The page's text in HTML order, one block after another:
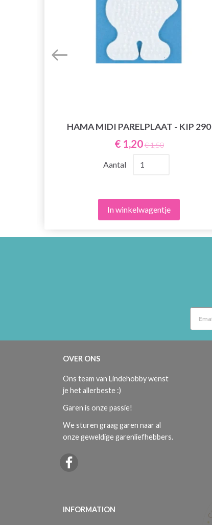
HAMA MIDI PARELPLAAT - KIP 290
€ 1,20€ 1,50
Aantal
In winkelwagentje
OVER ONS
Ons team van Lindehobby wenst
je het allerbeste :)
Garen is onze passie!
We sturen graag garen naar al
onze geweldige garenliefhebbers.
INFORMATION